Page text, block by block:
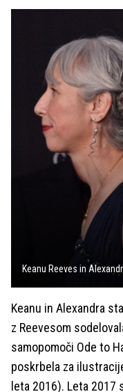
Keanu Reeves in
Keanu in Alexandra
z Reevesom
samopomoči Ode to
poskrbela za
leta 2016). Leta